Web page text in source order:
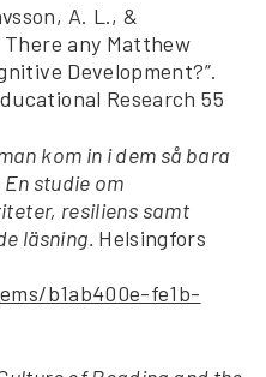
A. L., &
There any Matthew
Development?”.
Research 55
kom in i dem så bara
studie om
resiliens samt
läsning. Helsingfors
b1ab400e-fe1b-